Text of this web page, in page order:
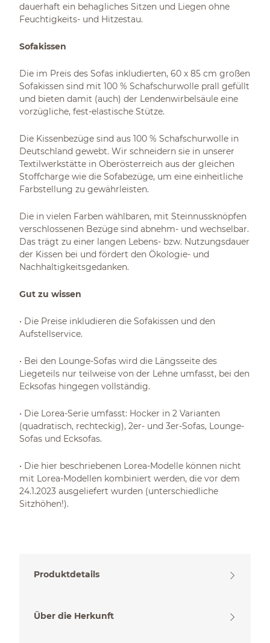
dauerhaft ein behagliches Sitzen und Liegen ohne
Feuchtigkeits- und Hitzestau.
Sofakissen
Die im Preis des Sofas inkludierten, 60 x 85 cm großen
Sofakissen sind mit 100 % Schafschurwolle prall gefüllt
und bieten damit (auch) der Lendenwirbelsäule eine
vorzügliche, fest-elastische Stütze.
Die Kissenbezüge sind aus 100 % Schafschurwolle in
Deutschland gewebt. Wir schneidern sie in unserer
Textilwerkstätte in Oberösterreich aus der gleichen
Stoffcharge wie die Sofabezüge, um eine einheitliche
Farbstellung zu gewährleisten.
Die in vielen Farben wählbaren, mit Steinnussknöpfen
verschlossenen Bezüge sind abnehm- und wechselbar.
Das trägt zu einer langen Lebens- bzw. Nutzungsdauer
der Kissen bei und fördert den Ökologie- und
Nachhaltigkeitsgedanken.
Gut zu wissen
• Die Preise inkludieren die Sofakissen und den
Aufstellservice.
• Bei den Lounge-Sofas wird die Längsseite des
Liegeteils nur teilweise von der Lehne umfasst, bei den
Ecksofas hingegen vollständig.
• Die Lorea-Serie umfasst: Hocker in 2 Varianten
(quadratisch, rechteckig), 2er- und 3er-Sofas, Lounge-
Sofas und Ecksofas.
• Die hier beschriebenen Lorea-Modelle können nicht
mit Lorea-Modellen kombiniert werden, die vor dem
24.1.2023 ausgeliefert wurden (unterschiedliche
Sitzhöhen!).
Produktdetails
Über die Herkunft